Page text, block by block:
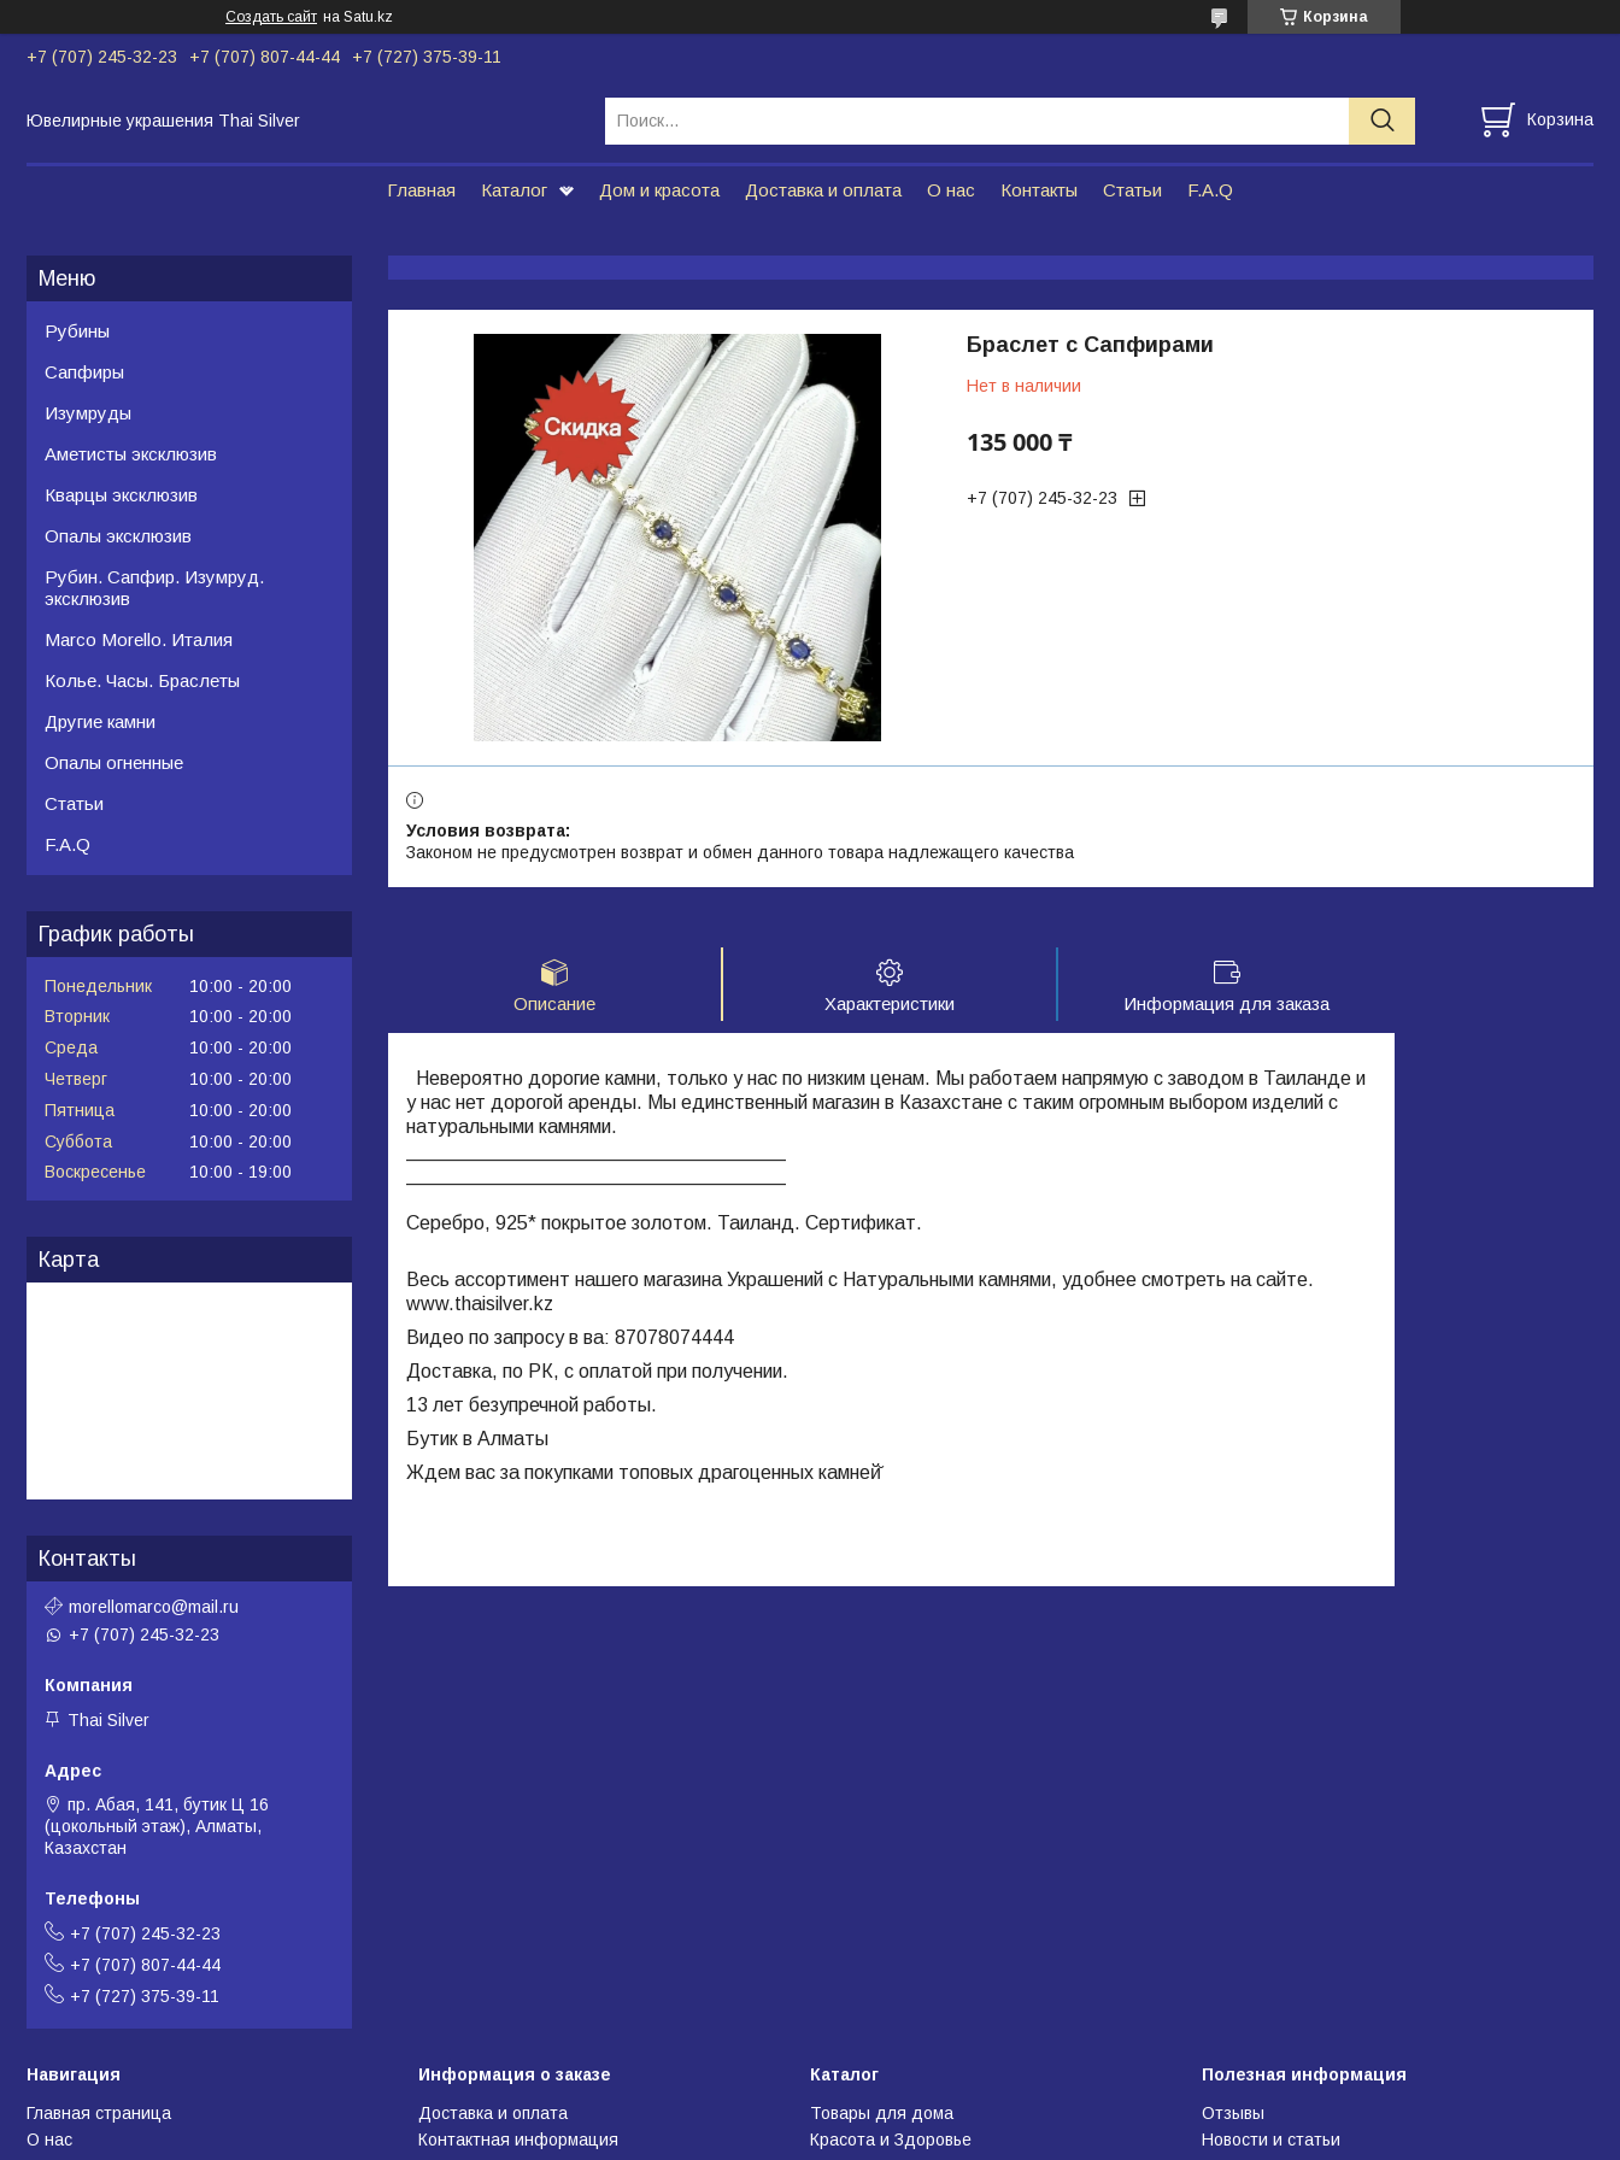
Создать сайт на Satu.kz Корзина
+7 (707) 245-32-23 +7 (707) 807-44-44 +7 (727) 375-39-11
Ювелирные украшения Thai Silver Корзина
Главная Каталог Дом и красота Доставка и оплата О нас Контакты Статьи F.A.Q
Браслет с Сапфирами
Нет в наличии
135 000 ₸
+7 (707) 245-32-23
Законом не предусмотрен возврат и обмен данного товара надлежащего качества
Описание Характеристики Информация для заказа
Невероятно дорогие камни, только у нас по низким ценам. Мы работаем напрямую с заводом в Таиланде и
у нас нет дорогой аренды. Мы единственный магазин в Казахстане с таким огромным выбором изделий с
натуральными камнями.
Серебро, 925* покрытое золотом. Таиланд. Сертификат.
Весь ассортимент нашего магазина Украшений с Натуральными камнями, удобнее смотреть на сайте.
www.thaisilver.kz
Видео по запросу в ва: 87078074444
Доставка, по РК, с оплатой при получении.
13 лет безупречной работы.
Бутик в Алматы
Ждем вас за покупками топовых драгоценных камней̆
Рубины
Сапфиры
Изумруды
Аметисты эксклюзив
Кварцы эксклюзив
Опалы эксклюзив
Рубин. Сапфир. Изумруд.
эксклюзив
Marco Morello. Италия
Колье. Часы. Браслеты
Другие камни
Опалы огненные
Статьи
F.A.Q
График работы
Понедельник 10:00
20:00
Вторник
10:00
20:00
Среда
10:00
20:00
Четверг
10:00
20:00
Пятница
10:00
20:00
Суббота
10:00
20:00
Воскресенье
10:00 19:00
Карта
Контакты
morellomarco@mail.ru
+7 (707) 245-32-23
Thai Silver
пр. Абая, 141, бутик Ц 16
(цокольный этаж), Алматы,
Казахстан
+7 (707) 245-32-23
+7 (707) 807-44-44
+7 (727) 375-39-11
Навигация
Главная страница
О нас
Информация о заказе
Доставка и оплата
Контактная информация
Каталог
Товары для дома
Красота и Здоровье
Полезная информация
Отзывы
Новости и статьи